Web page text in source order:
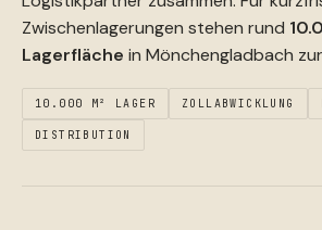
Zwischenlagerungen stehen rund
Lagerfläche in Mönchengladbach
10.000 M² LAGER ZOLLABWICKLUNG
DISTRIBUTION